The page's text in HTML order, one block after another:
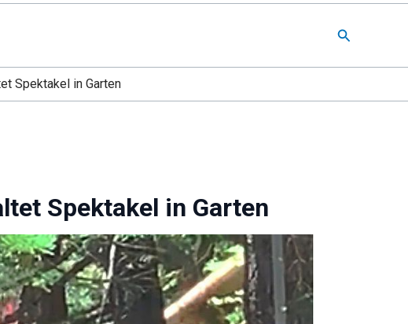
Suchen
Spektakel in Garten
Spektakel in Garten